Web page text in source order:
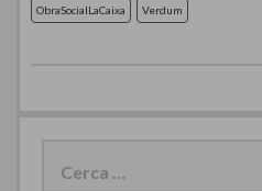
ObraSocialLaCaixa Verdum